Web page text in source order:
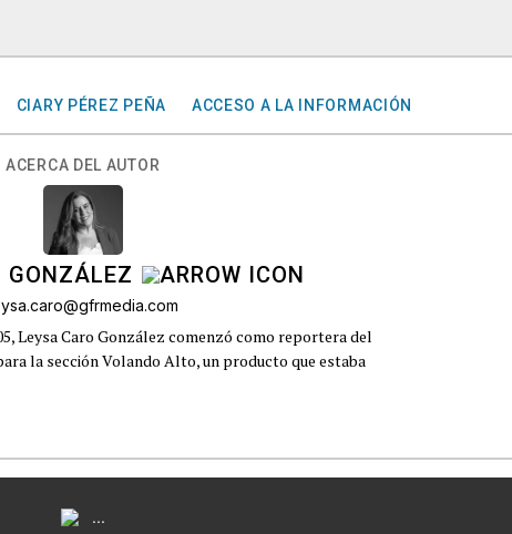
CIARY PÉREZ PEÑA ACCESO A LA INFORMACIÓN
ACERCA DEL AUTOR
GONZÁLEZ
Leysa Caro González comenzó como reportera del
la sección Volando Alto, un producto que estaba
...